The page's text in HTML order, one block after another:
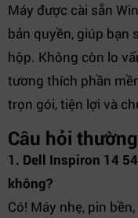
Máy được cài sẵn
bản quyền, giúp bạn
hộp. Không còn lo
tương thích phần
trọn gói, tiện lợi và
Câu hỏi
1. Dell Inspiron 14
không?
Có! Máy nhẹ, pin